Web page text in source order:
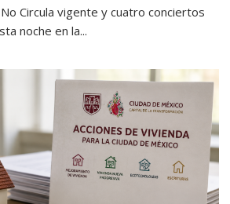
Circula vigente y cuatro conciertos
noche en la...